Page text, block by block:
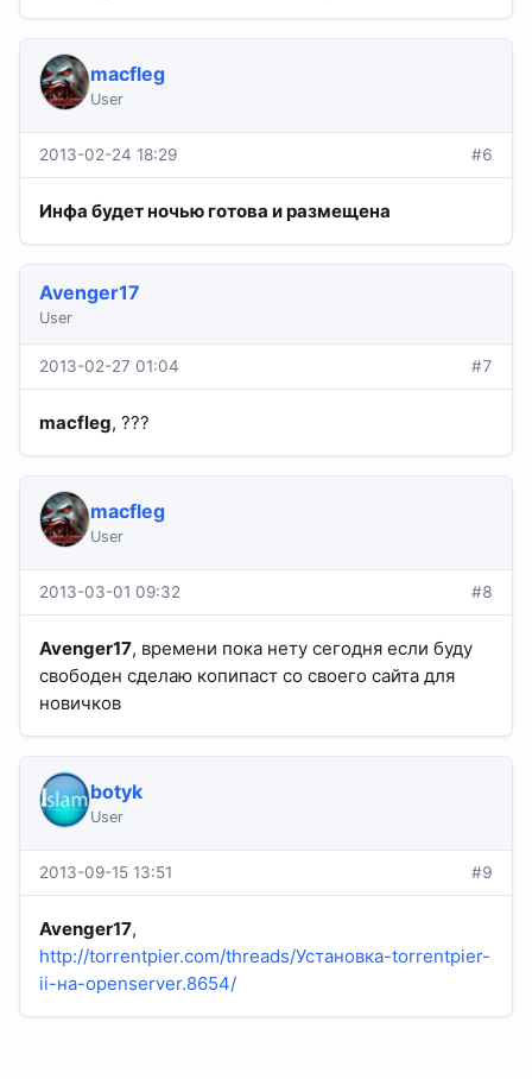
macfleg
User
2013-02-24 18:29 #6
Инфа будет ночью готова и размещена
Avenger17
User
2013-02-27 01:04 #7
macfleg, ???
macfleg
User
2013-03-01 09:32 #8
Avenger17, времени пока нету сегодня если буду
свободен сделаю копипаст со своего сайта для
новичков
botyk
User
2013-09-15 13:51 #9
Avenger17,
http://torrentpier.com/threads/Установка-torrentpier-
ii-на-openserver.8654/